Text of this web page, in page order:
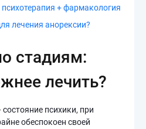
+ фармакология
лечения анорексии?
стадиям:
лечить?
состояние психики, при
обеспокоен своей